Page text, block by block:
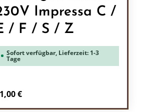
Impressa C /
/ F / S / Z
Sofort verfügbar, Lieferzeit: 1-3
Tage
Preis:
€